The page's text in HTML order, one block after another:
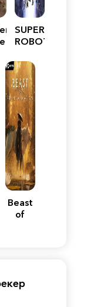
SUPER
ROBOT
Y
Beast
of